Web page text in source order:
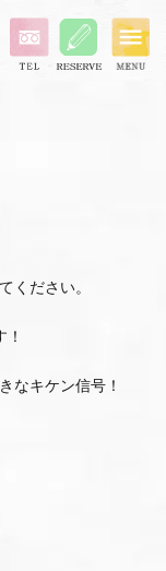
ください。
なキケン信号！